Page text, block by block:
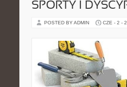
SPORTY I
POSTED BY ADMIN CZE - 2 -